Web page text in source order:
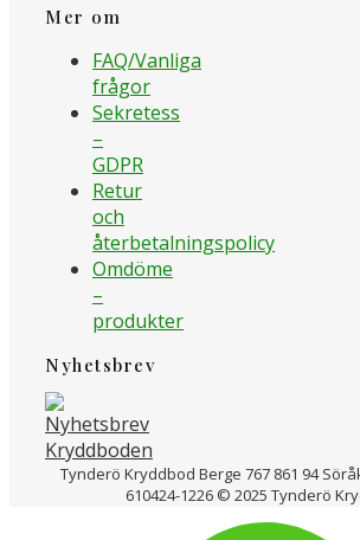
Mer om
FAQ/Vanliga
frågor
Sekretess
–
GDPR
Retur
och
återbetalningspolicy
Omdöme
–
produkter
Nyhetsbrev
Tynderö Kryddbod Berge 767 861 94
610424-1226 © 2025 Tynderö